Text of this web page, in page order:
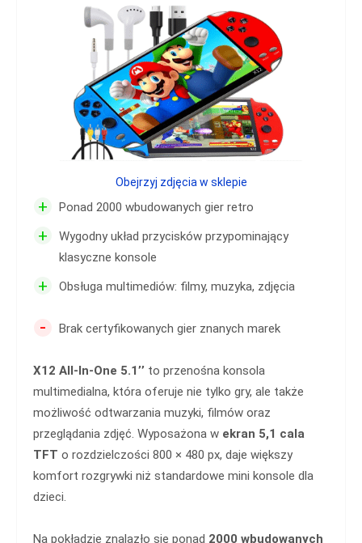
+ Ponad 2000 wbudowanych gier retro
+
Wygodny układ przycisków przypominający
klasyczne konsole
+ Obsługa multimediów: filmy, muzyka, zdjęcia
- Brak certyfikowanych gier znanych marek
X12 All-In-One 5.1’’ to przenośna konsola
multimedialna, która oferuje nie tylko gry, ale także
możliwość odtwarzania muzyki, filmów oraz
przeglądania zdjęć. Wyposażona w ekran 5,1 cala
TFT o rozdzielczości 800 × 480 px, daje większy
komfort rozgrywki niż standardowe mini konsole dla
dzieci.
Na pokładzie znalazło się ponad 2000 wbudowanych
Obejrzyj zdjęcia w sklepie